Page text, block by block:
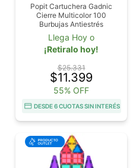
Popit Cartuchera Gadnic
Cierre Multicolor 100
Burbujas Antiestrés
Llega Hoy o
¡Retiralo hoy!
$25.331
$11.399
55% OFF
DESDE 6 CUOTAS SIN INTERÉS